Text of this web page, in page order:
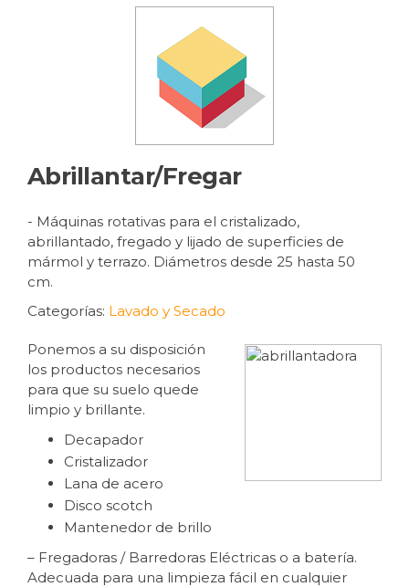
Abrillantar/Fregar
- Máquinas rotativas para el cristalizado,
abrillantado, fregado y lijado de superficies de
mármol y terrazo. Diámetros desde 25 hasta 50
cm.
Categorías: Lavado y Secado
Ponemos a su disposición
los productos necesarios
para que su suelo quede
limpio y brillante.
Decapador
Cristalizador
Lana de acero
Disco scotch
Mantenedor de brillo
– Fregadoras / Barredoras Eléctricas o a batería.
Adecuada para una limpieza fácil en cualquier